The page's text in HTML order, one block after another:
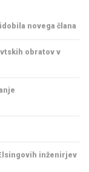
novega člana
obratov v
inženirjev